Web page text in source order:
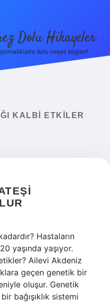
Dolu Hikayeler
dolu neşeli bilgiler!
KALBI ETKILER
Hastaların
yaşında yaşıyor.
Ailevi Akdeniz
geçen genetik bir
oluşur. Genetik
bağışıklık sistemi